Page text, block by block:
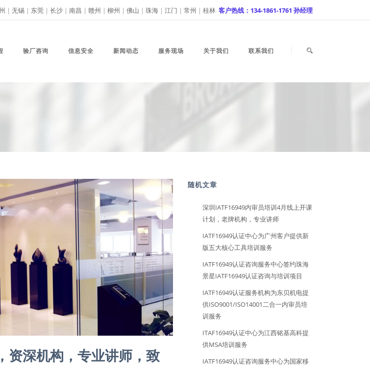
| 无锡 | 东莞 | 长沙 | 南昌 | 赣州 | 柳州 | 佛山 | 珠海 | 江门 | 常州 | 桂林 客户热线：134-1861-1761 孙经理
验厂咨询 信息安全 新闻动态 服务现场 关于我们 联系我们
资深机构，专业讲师，致
随机文章
深圳IATF16949内审员培训4月线上开课
计划，老牌机构，专业讲师
IATF16949认证中心为广州客户提供新
版五大核心工具培训服务
IATF16949认证咨询服务中心签约珠海
景星IATF16949认证咨询与培训项目
IATF16949认证服务机构为东贝机电提
供ISO9001/ISO14001二合一内审员培
训服务
ITAF16949认证中心为江西铭基高科提
供MSA培训服务
IATF16949认证咨询服务中心为国家移